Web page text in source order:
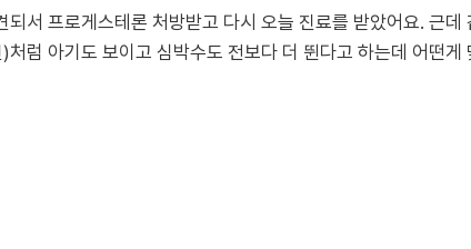
서 프로게스테론 처방받고 다시 오늘 진료를 받았어요. 근데
럼 아기도 보이고 심박수도 전보다 더 뛴다고 하는데 어떤게